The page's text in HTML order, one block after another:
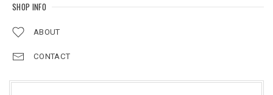
SHOP INFO
ABOUT
CONTACT